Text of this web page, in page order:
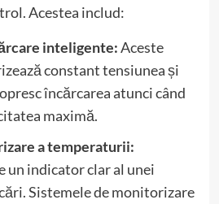
Acestea includ:
inteligente:Aceste
constant tensiunea și
încărcarea atunci când
maximă.
a temperaturii:
un indicator clar al unei
Sistemele de monitorizare